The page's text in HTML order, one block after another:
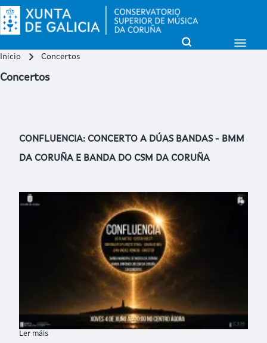
Buscar
Open Sidebar
Open Search Block
Inicio Concertos
Concertos
CONFLUENCIA: CONCERTO A DÚAS BANDAS - BMM
DA CORUÑA E BANDA DO CSM DA CORUÑA
Ler máis